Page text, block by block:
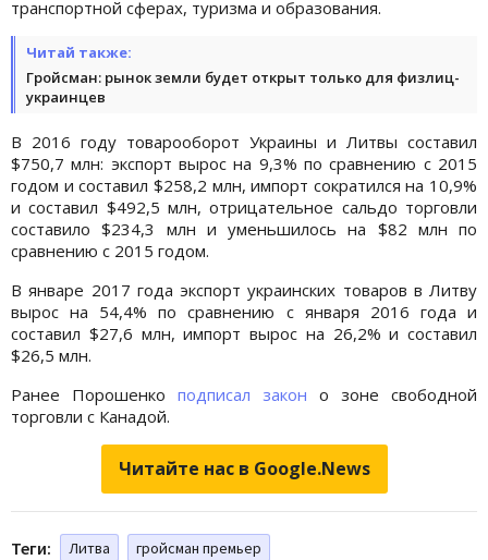
транспортной сферах, туризма и образования.
Читай также:
Гройсман: рынок земли будет открыт только для физлиц-
украинцев
В 2016 году товарооборот Украины и Литвы составил
$750,7 млн: экспорт вырос на 9,3% по сравнению с 2015
годом и составил $258,2 млн, импорт сократился на 10,9%
и составил $492,5 млн, отрицательное сальдо торговли
составило $234,3 млн и уменьшилось на $82 млн по
сравнению с 2015 годом.
В январе 2017 года экспорт украинских товаров в Литву
вырос на 54,4% по сравнению с января 2016 года и
составил $27,6 млн, импорт вырос на 26,2% и составил
$26,5 млн.
Ранее Порошенко подписал закон о зоне свободной
торговли с Канадой.
Читайте нас в Google.News
Теги: Литва
гройсман премьер